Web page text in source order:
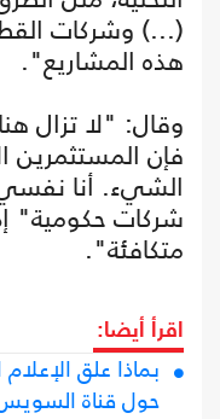
(...) وشركات
هذه المشاريع".
وقال: "لا تزال
فإن المستثمرين
الشيء. أنا
شركات حكومية"
متكافئة".
اقرأ أيضا:
بماذا علق
حول قناة